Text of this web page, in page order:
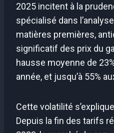
2025 incitent à la
spécialisé dans
matières premières,
significatif des prix du
hausse moyenne de
année, et jusqu’à 55%
Cette volatilité
Depuis la fin des tarifs